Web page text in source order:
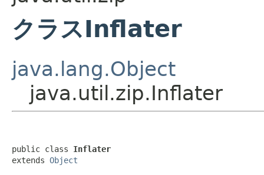
クラスInflater
java.lang.Object
java.util.zip.Inflater
public class Inflater
extends Object